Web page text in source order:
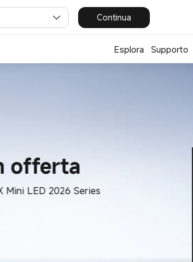
Continua
Esplora Supporto